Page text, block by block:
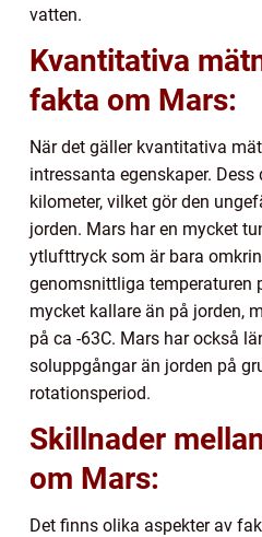
vatten.
Kvantitativa
fakta om Mars:
När det gäller kvantitativa
intressanta egenskaper.
kilometer, vilket gör den
jorden. Mars har en mycket
ytlufttryck som är bara
genomsnittliga temperaturen
mycket kallare än på jorden,
på ca -63C. Mars har också
soluppgångar än jorden på
rotationsperiod.
Skillnader
om Mars:
Det finns olika aspekter av